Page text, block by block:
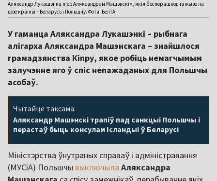
Аляксандр Лукашэнка п’е з Аляксандрам Машэнскім, якія бесперашкодна жыве на
дзве краіны – Беларусь і Польшчу. Фота: БелТА
У гаманца Аляксандра Лукашэнкі – рыбнага
алігарха Аляксандра Машэнскага – знайшлося
грамадзянства Кіпру, якое робіць немагчымым
залучэнне яго ў спіс непажаданых для Польшчы
асобаў.
Чытайце таксама:
Аляксандр Машэнскі трапіў пад санкцыі Польшчы і
перастаў быць консулам Ісландыі ў Беларусі
Міністэрства ўнутраных справаў і адміністравання
(МУСіА) Польшчы выключыла Аляксандра